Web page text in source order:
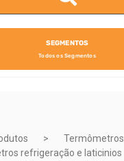
SEGMENTOS
Todos os Segmentos
Termômetros
refrigeração e laticinios